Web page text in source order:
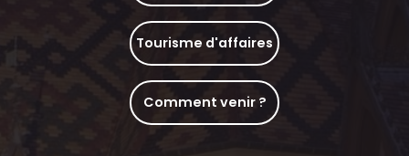
Tourisme d'affaires
Comment venir ?